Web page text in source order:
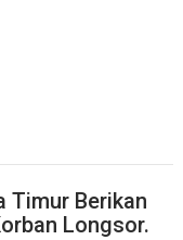
Timur Berikan
Longsor.